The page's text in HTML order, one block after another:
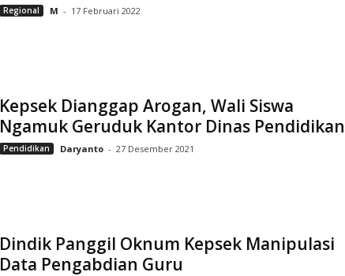
Regional M - 17 Februari 2022
Kepsek Dianggap Arogan, Wali Siswa
Ngamuk Geruduk Kantor Dinas Pendidikan
Pendidikan Daryanto - 27 Desember 2021
Dindik Panggil Oknum Kepsek Manipulasi
Data Pengabdian Guru